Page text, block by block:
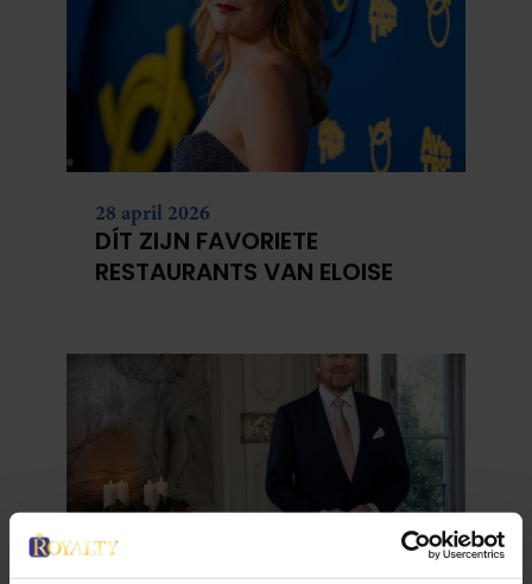
28 april 2026
DÍT ZIJN FAVORIETE
RESTAURANTS VAN ELOISE